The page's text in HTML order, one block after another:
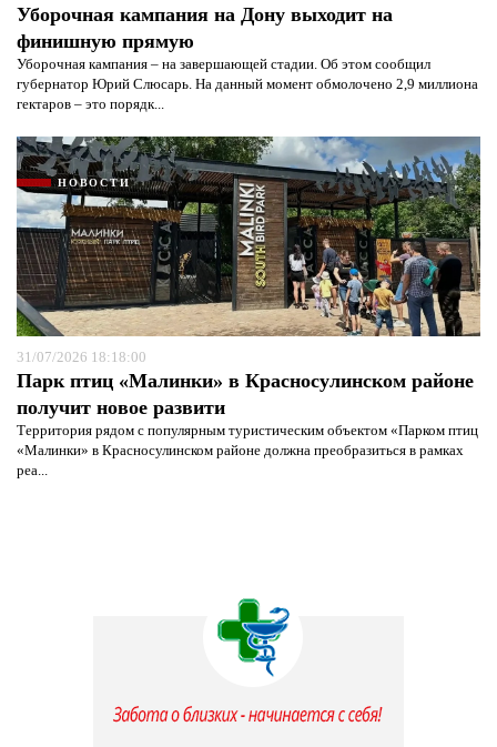
Уборочная кампания на Дону выходит на
финишную прямую
Уборочная кампания – на завершающей стадии. Об этом сообщил
губернатор Юрий Слюсарь. На данный момент обмолочено 2,9 миллиона
гектаров – это порядк...
НОВОСТИ
31/07/2026 18:18:00
Парк птиц «Малинки» в Красносулинском районе
получит новое развити
Территория рядом с популярным туристическим объектом «Парком птиц
«Малинки» в Красносулинском районе должна преобразиться в рамках
реа...